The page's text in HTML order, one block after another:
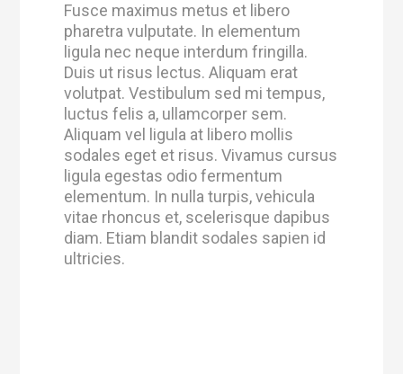
Fusce maximus metus et libero
pharetra vulputate. In elementum
ligula nec neque interdum fringilla.
Duis ut risus lectus. Aliquam erat
volutpat. Vestibulum sed mi tempus,
luctus felis a, ullamcorper sem.
Aliquam vel ligula at libero mollis
sodales eget et risus. Vivamus cursus
ligula egestas odio fermentum
elementum. In nulla turpis, vehicula
vitae rhoncus et, scelerisque dapibus
diam. Etiam blandit sodales sapien id
ultricies.